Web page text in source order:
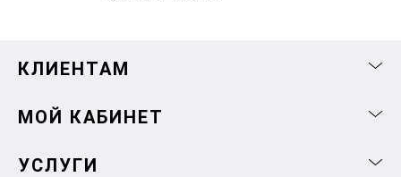
КЛИЕНТАМ
МОЙ КАБИНЕТ
УСЛУГИ